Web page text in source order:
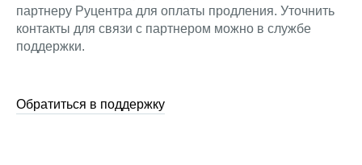
партнеру Руцентра для оплаты продления. Уточнить
контакты для связи с партнером можно в службе
поддержки.
Обратиться в поддержку